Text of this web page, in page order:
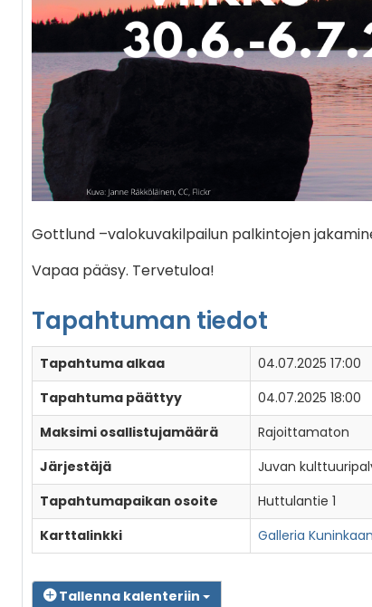
Gottlund –valokuvakilpailun palkintojen
Vapaa pääsy. Tervetuloa!
Tapahtuman tiedot
Tapahtuma alkaa
04.07.2025 17:00
Tapahtuma päättyy
04.07.2025 18:00
Maksimi osallistujamäärä
Rajoittamaton
Järjestäjä
Juvan
Tapahtumapaikan osoite
Huttulantie 1
Karttalinkki
Galleria
Tallenna kalenteriin